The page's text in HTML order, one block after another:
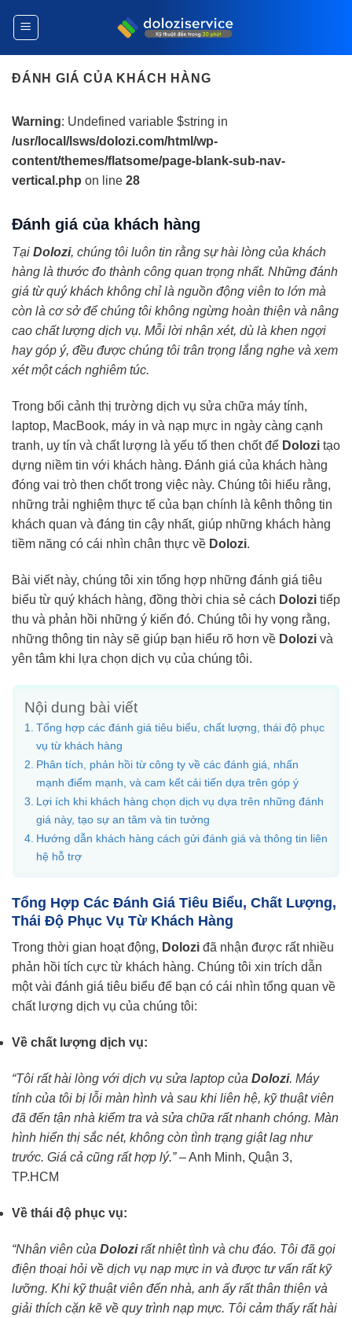
dung
ĐÁNH GIÁ CỦA KHÁCH HÀNG
Warning: Undefined variable $string in
/usr/local/lsws/dolozi.com/html/wp-
content/themes/flatsome/page-blank-sub-nav-
vertical.php on line 28
Đánh giá của khách hàng
Tại Dolozi, chúng tôi luôn tin rằng sự hài lòng của khách
hàng là thước đo thành công quan trọng nhất. Những đánh
giá từ quý khách không chỉ là nguồn động viên to lớn mà
còn là cơ sở để chúng tôi không ngừng hoàn thiện và nâng
cao chất lượng dịch vụ. Mỗi lời nhận xét, dù là khen ngợi
hay góp ý, đều được chúng tôi trân trọng lắng nghe và xem
xét một cách nghiêm túc.
Trong bối cảnh thị trường dịch vụ sửa chữa máy tính,
laptop, MacBook, máy in và nạp mực in ngày càng cạnh
tranh, uy tín và chất lượng là yếu tố then chốt để Dolozi tạo
dựng niềm tin với khách hàng. Đánh giá của khách hàng
đóng vai trò then chốt trong việc này. Chúng tôi hiểu rằng,
những trải nghiệm thực tế của bạn chính là kênh thông tin
khách quan và đáng tin cậy nhất, giúp những khách hàng
tiềm năng có cái nhìn chân thực về Dolozi.
Bài viết này, chúng tôi xin tổng hợp những đánh giá tiêu
biểu từ quý khách hàng, đồng thời chia sẻ cách Dolozi tiếp
thu và phản hồi những ý kiến đó. Chúng tôi hy vọng rằng,
những thông tin này sẽ giúp bạn hiểu rõ hơn về Dolozi và
yên tâm khi lựa chọn dịch vụ của chúng tôi.
Nội dung bài viết
Tổng hợp các đánh giá tiêu biểu, chất lượng, thái độ phục
vụ từ khách hàng
Phân tích, phản hồi từ công ty về các đánh giá, nhấn
mạnh điểm mạnh, và cam kết cải tiến dựa trên góp ý
Lợi ích khi khách hàng chọn dịch vụ dựa trên những đánh
giá này, tạo sự an tâm và tin tưởng
Hướng dẫn khách hàng cách gửi đánh giá và thông tin liên
hệ hỗ trợ
Tổng Hợp Các Đánh Giá Tiêu Biểu, Chất Lượng,
Thái Độ Phục Vụ Từ Khách Hàng
Trong thời gian hoạt động, Dolozi đã nhận được rất nhiều
phản hồi tích cực từ khách hàng. Chúng tôi xin trích dẫn
một vài đánh giá tiêu biểu để bạn có cái nhìn tổng quan về
chất lượng dịch vụ của chúng tôi:
Về chất lượng dịch vụ:
“Tôi rất hài lòng với dịch vụ sửa laptop của Dolozi. Máy
tính của tôi bị lỗi màn hình và sau khi liên hệ, kỹ thuật viên
đã đến tận nhà kiểm tra và sửa chữa rất nhanh chóng. Màn
hình hiển thị sắc nét, không còn tình trạng giật lag như
trước. Giá cả cũng rất hợp lý.”– Anh Minh, Quận 3,
TP.HCM
Về thái độ phục vụ:
“Nhân viên của Dolozirất nhiệt tình và chu đáo. Tôi đã gọi
điện thoại hỏi về dịch vụ nạp mực in và được tư vấn rất kỹ
lưỡng. Khi kỹ thuật viên đến nhà, anh ấy rất thân thiện và
giải thích cặn kẽ về quy trình nạp mực. Tôi cảm thấy rất hài